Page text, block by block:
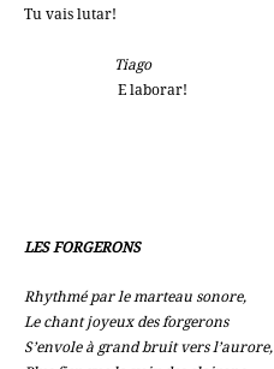
Tu vais lutar!
Tiago
E laborar!
LES FORGERONS
Rhythmé par le marteau sonore,
Le chant joyeux des forgerons
S’envole à grand bruit vers l’aurore,